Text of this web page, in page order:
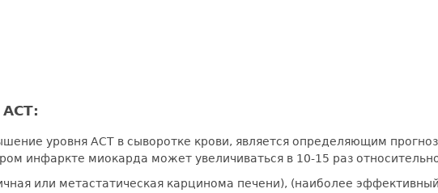
уровня АСТ в сыворотке крови, является определяющим
инфаркте миокарда может увеличиваться в 10-15 раз
или метастатическая карцинома печени), (наиболее